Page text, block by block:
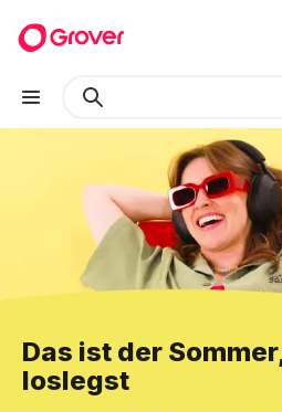
Das ist der
loslegst